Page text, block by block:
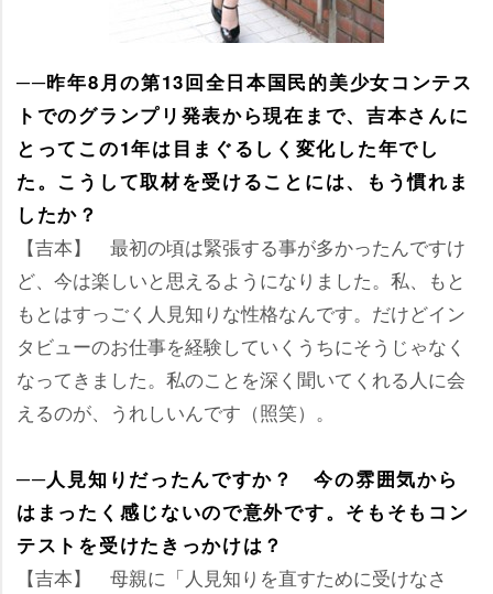
──昨年8月の第13回全日本国民的美少女コンテス
トでのグランプリ発表から現在まで、吉本さんに
とってこの1年は目まぐるしく変化した年でし
た。こうして取材を受けることには、もう慣れま
したか？
【吉本】 最初の頃は緊張する事が多かったんですけ
ど、今は楽しいと思えるようになりました。私、もと
もとはすっごく人見知りな性格なんです。だけどイン
タビューのお仕事を経験していくうちにそうじゃなく
なってきました。私のことを深く聞いてくれる人に会
えるのが、うれしいんです（照笑）。
──人見知りだったんですか？ 今の雰囲気から
はまったく感じないので意外です。そもそもコン
テストを受けたきっかけは？
【吉本】 母親に「人見知りを直すために受けなさ